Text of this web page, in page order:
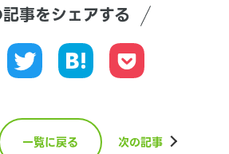
事をシェアする
一覧に戻る 次の記事